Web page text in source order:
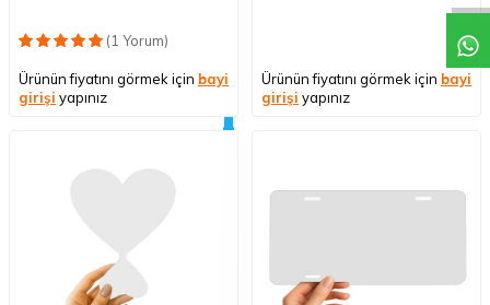
(1 Yorum)
Ürünün fiyatını görmek için bayi
girişi yapınız
Ürünün fiyatını görmek için bayi
girişi yapınız